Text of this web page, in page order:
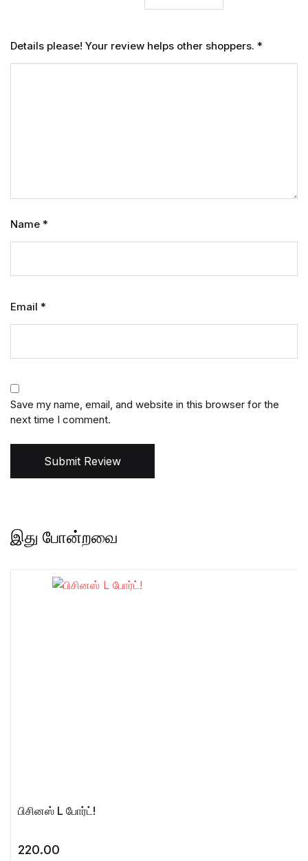
Details please! Your review helps other shoppers. *
Name *
Email *
Save my name, email, and website in this browser for the
next time I comment.
Submit Review
இது போன்றவை
பிசினஸ் L போர்ட்!
220.00